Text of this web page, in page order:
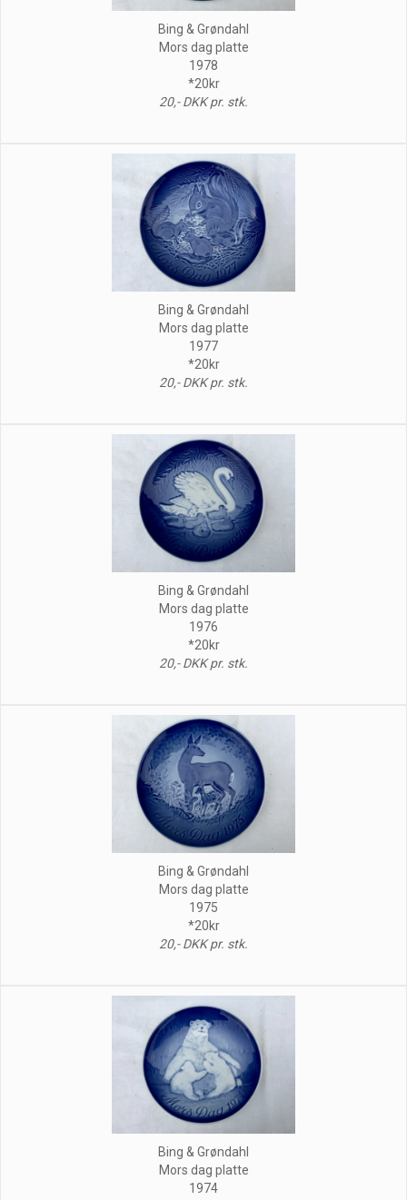
Bing & Grøndahl
Mors dag platte
1978
*20kr
20,- DKK pr. stk.
Bing & Grøndahl
Mors dag platte
1977
*20kr
20,- DKK pr. stk.
Bing & Grøndahl
Mors dag platte
1976
*20kr
20,- DKK pr. stk.
Bing & Grøndahl
Mors dag platte
1975
*20kr
20,- DKK pr. stk.
Bing & Grøndahl
Mors dag platte
1974